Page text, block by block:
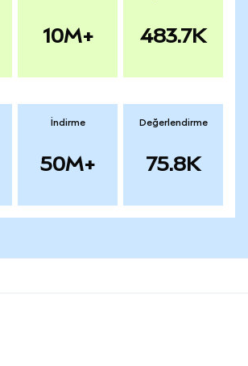
10M+ 483.7K
İndirme
50M+
Değerlendirme
75.8K